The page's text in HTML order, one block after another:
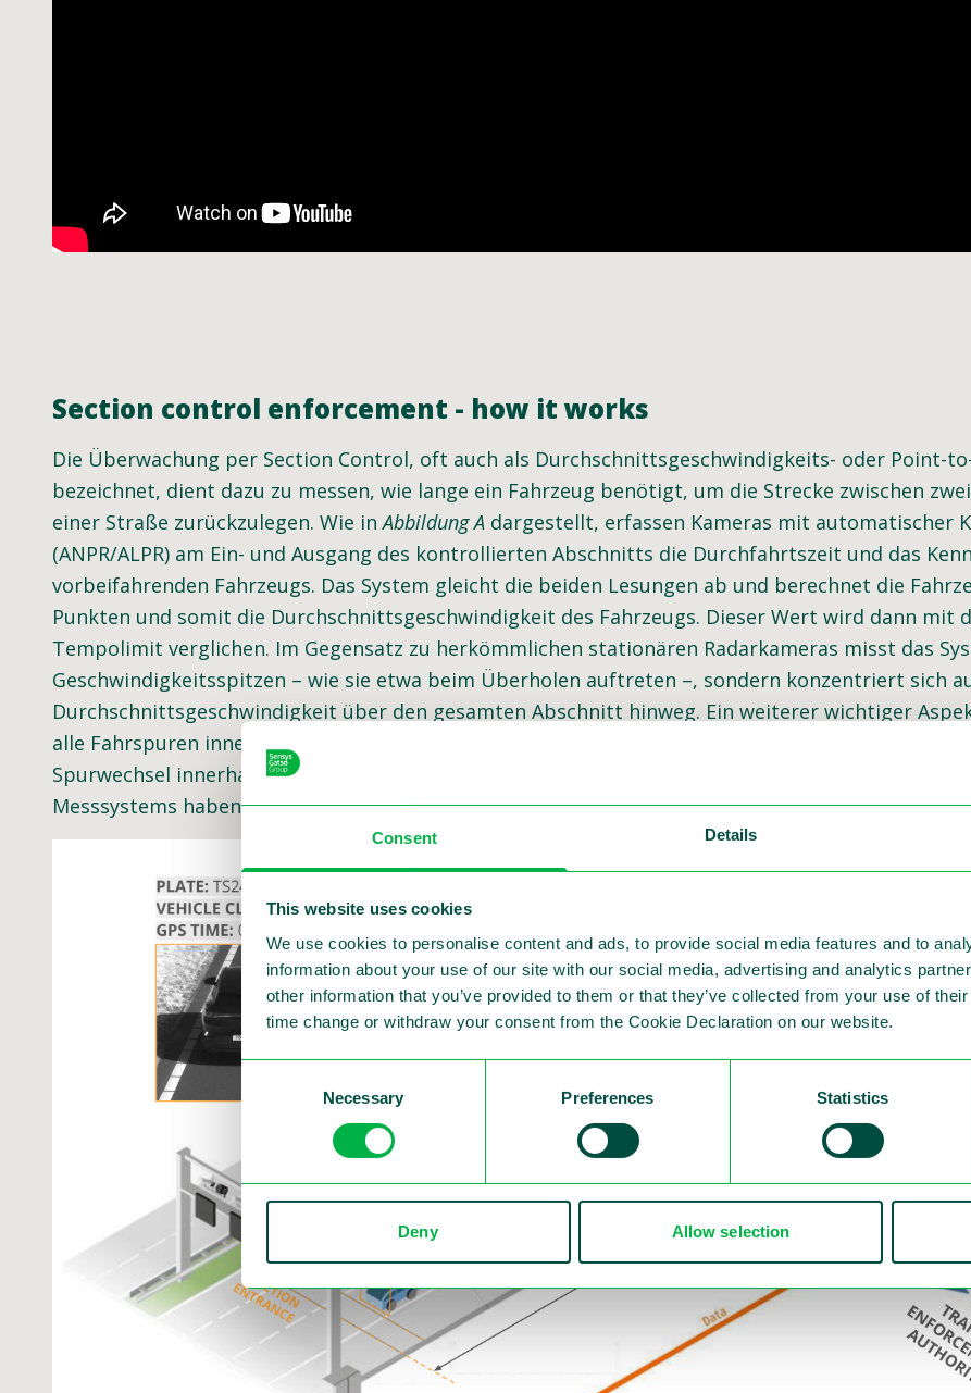
Consent Details
This website uses cookies
We use cookies to personalise content and ads, to provide social media features and to
information about your use of our site with our social media, advertising and analytics
other information that you’ve provided to them or that they’ve collected from your use of
time change or withdraw your consent from the Cookie Declaration on our website.
Consent
Selection
Necessary Preferences Statistics
Deny Allow selection
Section control enforcement - how it works
Die Überwachung per Section Control, oft auch als Durchschnittsgeschwindigkeits- oder Point-
bezeichnet, dient dazu zu messen, wie lange ein Fahrzeug benötigt, um die Strecke zwischen
einer Straße zurückzulegen. Wie in Abbildung A dargestellt, erfassen Kameras mit automatischer
(ANPR/ALPR) am Ein- und Ausgang des kontrollierten Abschnitts die Durchfahrtszeit und das
vorbeifahrenden Fahrzeugs. Das System gleicht die beiden Lesungen ab und berechnet die
Punkten und somit die Durchschnittsgeschwindigkeit des Fahrzeugs. Dieser Wert wird dann mit
Tempolimit verglichen. Im Gegensatz zu herkömmlichen stationären Radarkameras misst das
Geschwindigkeitsspitzen – wie sie etwa beim Überholen auftreten –, sondern konzentriert sich
Durchschnittsgeschwindigkeit über den gesamten Abschnitt hinweg. Ein weiterer wichtiger
alle Fahrspuren innerhalb des überwachten Abschnitts zwingend vom Kamerasystem erfasst
Spurwechsel innerhalb des kontrollierten Abschnitts keinen Einfluss auf die Genauigkeit und
Messsystems haben.